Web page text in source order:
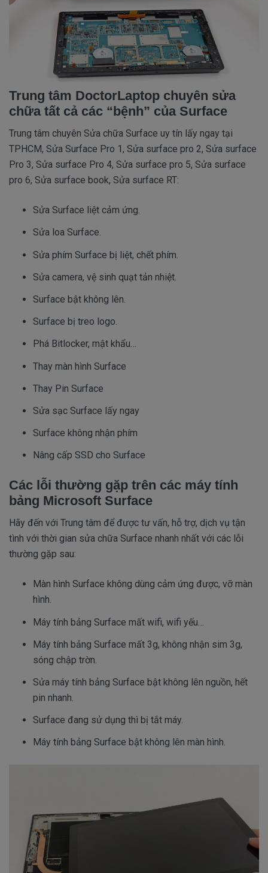
Trung tâm DoctorLaptop chuyên sửa
chữa tất cả các “bệnh” của Surface
Trung tâm chuyên Sửa chữa Surface uy tín lấy ngay tại
TPHCM, Sửa Surface Pro 1, Sửa surface pro 2, Sửa surface
Pro 3, Sửa surface Pro 4, Sửa surface pro 5, Sửa surface
pro 6, Sửa surface book, Sửa surface RT:
Sửa Surface liệt cảm ứng.
Sửa loa Surface.
Sửa phím Surface bị liệt, chết phím.
Sửa camera, vệ sinh quạt tản nhiệt.
Surface bật không lên.
Surface bị treo logo.
Phá Bitlocker, mật khẩu…
Thay màn hình Surface
Thay Pin Surface
Sửa sạc Surface lấy ngay
Surface không nhận phím
Nâng cấp SSD cho Surface
Các lỗi thường gặp trên các máy tính
bảng Microsoft Surface
Hãy đến với Trung tâm để được tư vấn, hỗ trợ, dịch vụ tận
tình với thời gian sửa chữa Surface nhanh nhất với các lỗi
thường gặp sau:
Màn hình Surface không dùng cảm ứng được, vỡ màn
hình.
Máy tính bảng Surface mất wifi, wifi yếu…
Máy tính bảng Surface mất 3g, không nhận sim 3g,
sóng chập trờn.
Sửa máy tính bảng Surface bật không lên nguồn, hết
pin nhanh.
Surface đang sử dụng thì bị tắt máy.
Máy tính bảng Surface bật không lên màn hình.